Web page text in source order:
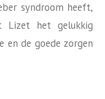
syndroom heeft,
Lizet het gelukkig
en de goede zorgen